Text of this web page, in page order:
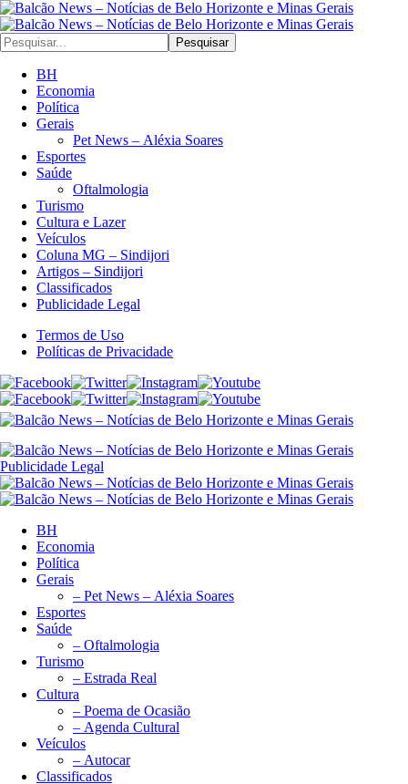
Pesquisar
BH
Economia
Política
Gerais
Pet News – Aléxia Soares
Esportes
Saúde
Oftalmologia
Turismo
Cultura e Lazer
Veículos
Coluna MG – Sindijori
Artigos – Sindijori
Classificados
Publicidade Legal
Termos de Uso
Políticas de Privacidade
Publicidade Legal
BH
Economia
Política
Gerais
– Pet News – Aléxia Soares
Esportes
Saúde
– Oftalmologia
Turismo
– Estrada Real
Cultura
– Poema de Ocasião
– Agenda Cultural
Veículos
– Autocar
Classificados